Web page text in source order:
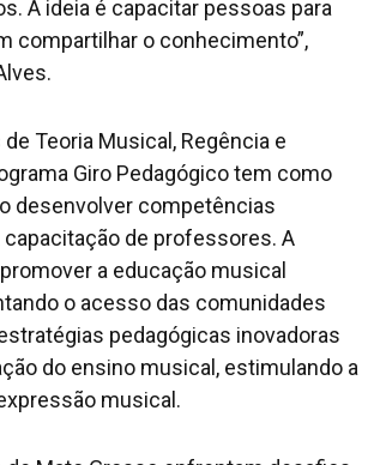
A ideia é capacitar pessoas para
compartilhar o conhecimento”,
Teoria Musical, Regência e
Giro Pedagógico tem como
desenvolver competências
de professores. A
a educação musical
o acesso das comunidades
pedagógicas inovadoras
do ensino musical, estimulando a
musical.